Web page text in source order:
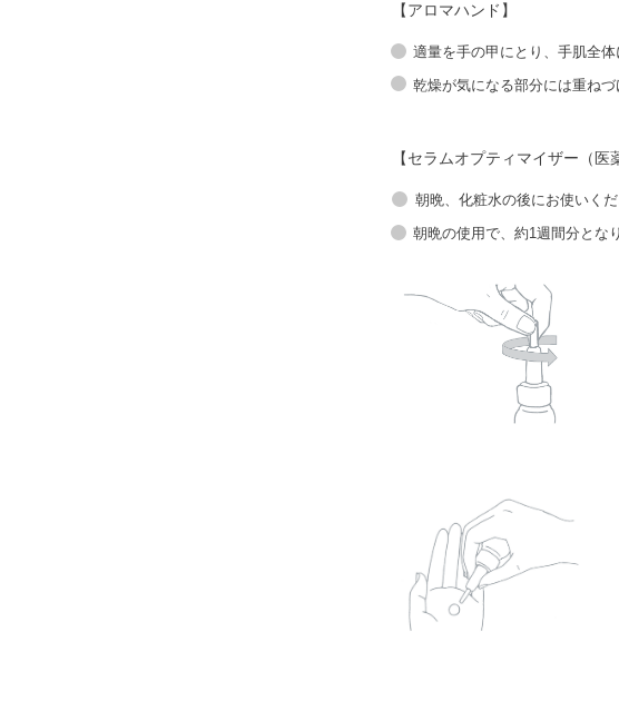
【アロマハンド】
適量を手の甲にとり、手肌全体
乾燥が気になる部分には重ねづ
【セラムオプティマイザー（医
朝晩、化粧水の後にお使いくだ
朝晩の使用で、約1週間分とな